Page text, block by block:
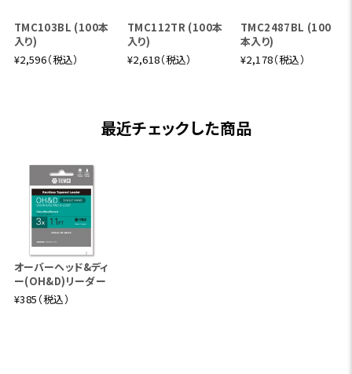
TMC103BL (100本
入り)
¥2,596（税込）
TMC112TR (100本
入り)
¥2,618（税込）
TMC2487BL (100
本入り)
¥2,178（税込）
最近チェックした商品
オーバーヘッド&ディ
ー(OH&D)リーダー
¥385（税込）